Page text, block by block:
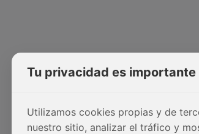
Tu privacidad es importante
Utilizamos cookies propias y de
nuestro sitio, analizar el tráfico y